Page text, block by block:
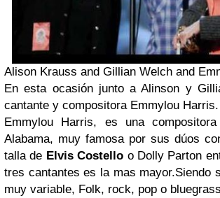
Alison Krauss and Gillian Welch and
En esta ocasión junto a Alinson y
cantante y compositora Emmylou Harris.
Emmylou Harris, es una
Alabama, muy famosa por sus dúos
talla de Elvis Costello o Dolly Parton
tres cantantes es la mas mayor.Siendo
muy variable, Folk, rock, pop o